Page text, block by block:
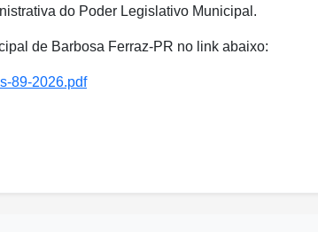
do Poder Legislativo Municipal.
de Barbosa Ferraz-PR no link abaixo:
89-2026.pdf